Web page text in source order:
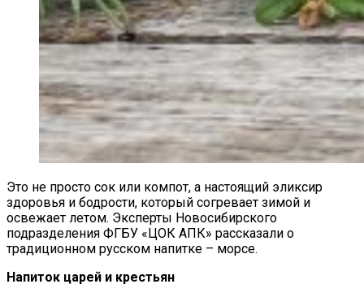
Это не просто сок или компот, а настоящий эликсир
здоровья и бодрости, который согревает зимой и
освежает летом. Эксперты Новосибирского
подразделения ФГБУ «ЦОК АПК» рассказали о
традиционном русском напитке – морсе.
Напиток царей и крестьян